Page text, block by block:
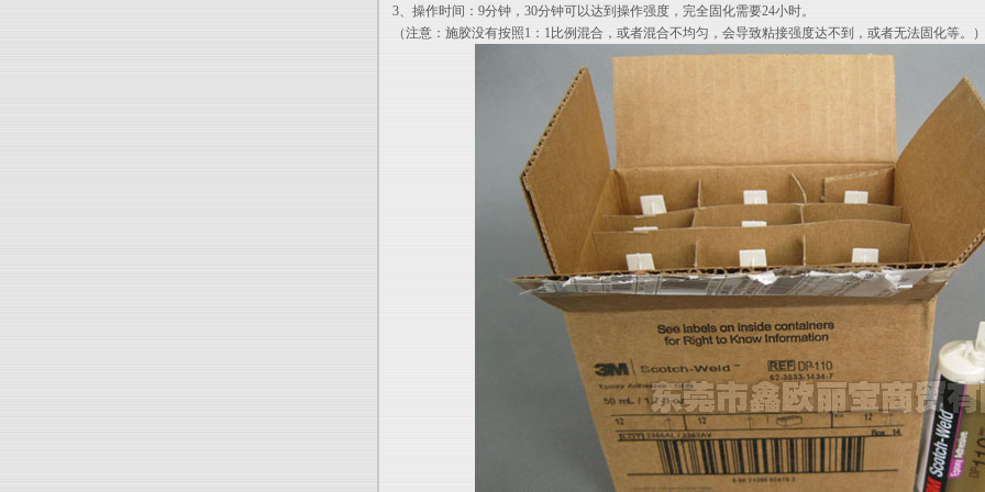
3、操作时间：9分钟，30分钟可以达到操作强度，完全固化需要24小时。
（注意：施胶没有按照1：1比例混合，或者混合不均匀，会导致粘接强度达不到，或者无法固化等。）